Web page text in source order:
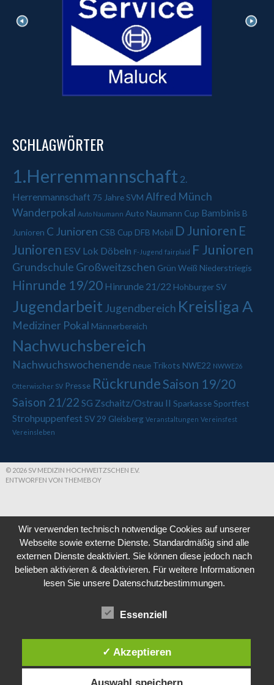
SCHLAGWÖRTER
1.Herrenmannschaft 2.
Herrenmannschaft 75 Jahre SVM Alfred Münch
Wanderpokal Auto Naumann Auto Naumann Cup Bambinis B
Junioren C Junioren CSB Cup DFB Mobil D Junioren E
Junioren ESV Lok Döbeln F-Jugend fairplaid F Junioren
Grundschule Großweitzschen Grün Weiß Niederstriegis
Hinrunde 19/20 Hinrunde 21/22 Hohburger SV
Jugendarbeit Jugendbereich Kreisliga A
Mediziner Pokal Männerbereich
Nachwuchsbereich
Nachwuchswochenende neue Trikots NWE22 NWWE26
Otterwischer SV Presse RückrundeSaison 19/20
Saison 21/22 SG Zschaitz/Ostrau II SparkasseSportfest
Strohpuppenfest SV 29 Gleisberg Veranstaltungen Vereinsfest
Vereinsleben
© 2026 SV MEDIZIN HOCHWEITZSCHEN E.V.
ENTWORFEN VON THEMEBOY
Wir verwenden technisch notwendige Cookies auf unserer
Webseite sowie externe Dienste. Standardmäßig sind alle
externen Dienste deaktiviert. Sie können diese jedoch nach
belieben aktivieren & deaktivieren. Für weitere Informationen
lesen Sie unsere Datenschutzbestimmungen.
Essenziell
✓ Akzeptieren
Auswahl speichern